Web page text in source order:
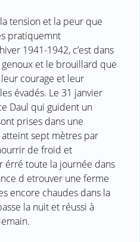
tension et la peur que
pratiquemnt
1941-1942, c’est dans
genoux et le brouillard que
courage et leur
évadés. Le 31 janvier
Daul qui guident un
prises dans une
sept mètres par
de froid et
érré toute la journée dans
d etrouver une ferme
encore chaudes dans la
la nuit et réussi à